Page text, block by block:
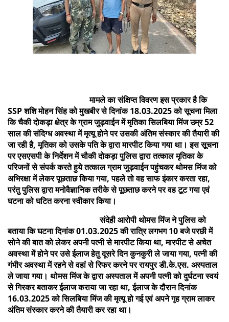
मामले का संक्षिप्त विवरण इस प्रकार है कि
SSP शशि मोहन सिंह को मुखबीर से दिनांक 18.03.2025 को सूचना मिला
कि चैकी दोकड़ा क्षेत्र के ग्राम जुड़वाईन में मृतिका सिलबिया मिंज उम्र 52
साल की संदिग्ध अवस्था में मृत्यू होने पर उसकी अंतिम संस्कार की तैयारी की
जा रही है, मृतिका को उसके पति के द्वारा मारपीट किया गया था। इस सूचना
पर एसएसपी के निर्देशन में चौकी दोकड़ा पुलिस द्वारा तत्काल मृतिका के
परिजनों से संपर्क करते हुये तत्काल ग्राम जुड़वाईन पहुंचकर थोमस मिंज को
अभिरक्षा में लेकर पूछताछ किया गया, पहले तो वह साफ इंकार करता रहा,
परंतु पुलिस द्वारा मनोवैज्ञानिक तरीके से पूछताछ करने पर वह टूट गया एवं
घटना को घटित करना स्वीकार किया।
संदेही आरोपी थोमस मिंज ने पुलिस को
बताया कि घटना दिनांक 01.03.2025 की रात्रि लगभग 10 बजे परछी में
सोने की बात को लेकर अपनी पत्नी से मारपीट किया था, मारपीट से अचेत
अवस्था में होने पर उसे ईलाज हेतु दूसरे दिन कुनकुरी ले जाया गया, पत्नी की
गंभीर अवस्था में रहने से वहां से रिफर करने पर रायपुर डी.के.एस. अस्पताल
ले जाया गया। थोमस मिंज के द्वारा अस्पताल में अपनी पत्नी को दुर्घटना स्वयं
से गिरकर बताकर ईलाज कराया जा रहा था, ईलाज के दौरान दिनांक
16.03.2025 को सिलबिया मिंज की मृत्यू हो गई एवं अपने गृह ग्राम लाकर
अंतिम संस्कार करने की तैयारी कर रहा था।